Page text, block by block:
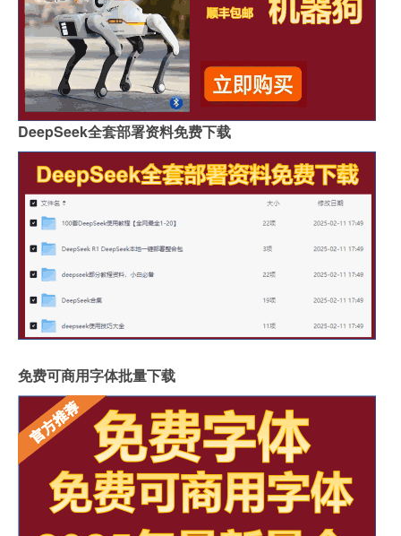
DeepSeek全套部署资料免费下载
免费可商用字体批量下载